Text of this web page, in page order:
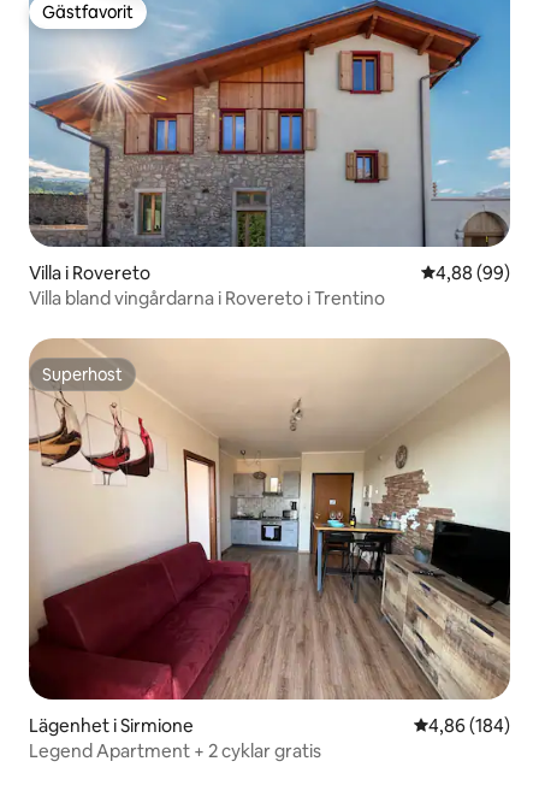
Gästfavorit
Gästfavorit
Villa i Rovereto 4,88 av 5 i
4,88 (99)
Villa bland vingårdarna i Rovereto i Trentino
Superhost
Superhost
Lägenhet i Sirmione 4,86 av 5 i
4,86 (184)
Legend Apartment + 2 cyklar gratis